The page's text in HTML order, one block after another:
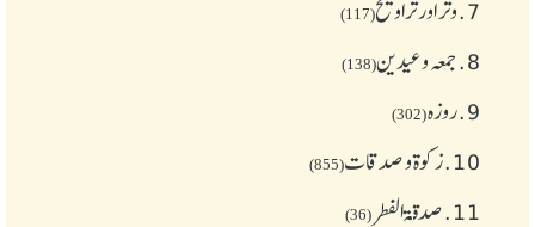
7. وتر اور تراویح(117)
8. جمعہ وعیدین(138)
9. روزہ(302)
10. زکوة و صدقات(855)
11. صدقۃ الفطر (36)